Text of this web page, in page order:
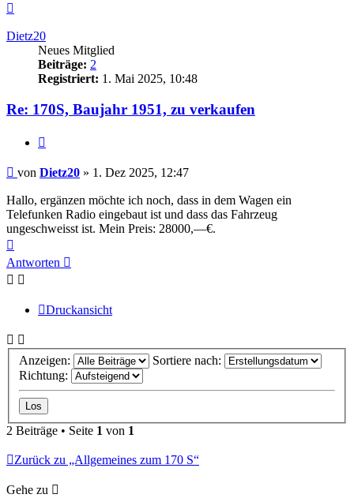
Dietz20
Neues Mitglied
Beiträge: 2
Registriert: 1. Mai 2025, 10:48
Re: 170S, Baujahr 1951, zu verkaufen
Beitrag
von Dietz20 » 1. Dez 2025, 12:47
Hallo, ergänzen möchte ich noch, dass in dem Wagen ein
Telefunken Radio eingebaut ist und dass das Fahrzeug
ungeschweisst ist. Mein Preis: 28000,—€.
oben
Antworten
Druckansicht
Anzeigen:
Sortiere nach:
Richtung:
2 Beiträge • Seite 1 von 1
Zurück zu „Allgemeines zum 170 S“
Gehe zu